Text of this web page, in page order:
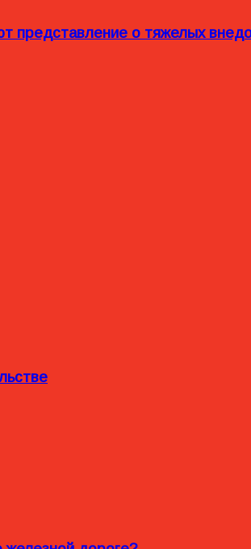
представление о тяжелых